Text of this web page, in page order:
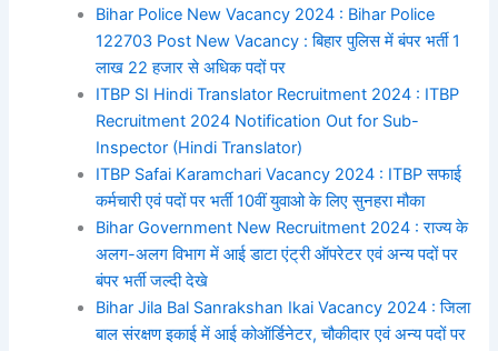
Bihar Police New Vacancy 2024 : Bihar Police
122703 Post New Vacancy : बिहार पुलिस में बंपर भर्ती 1
लाख 22 हजार से अधिक पदों पर
ITBP SI Hindi Translator Recruitment 2024 : ITBP
Recruitment 2024 Notification Out for Sub-
Inspector (Hindi Translator)
ITBP Safai Karamchari Vacancy 2024 : ITBP सफाई
कर्मचारी एवं पदों पर भर्ती 10वीं युवाओ के लिए सुनहरा मौका
Bihar Government New Recruitment 2024 : राज्य के
अलग-अलग विभाग में आई डाटा एंट्री ऑपरेटर एवं अन्य पदों पर
बंपर भर्ती जल्दी देखे
Bihar Jila Bal Sanrakshan Ikai Vacancy 2024 : जिला
बाल संरक्षण इकाई में आई कोऑर्डिनेटर, चौकीदार एवं अन्य पदों पर